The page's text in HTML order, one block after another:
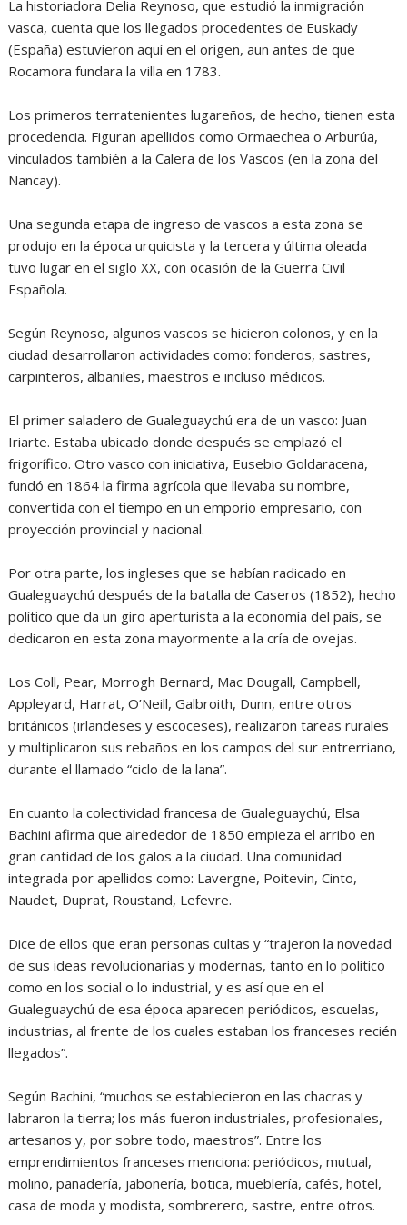
La historiadora Delia Reynoso, que estudió la inmigración
vasca, cuenta que los llegados procedentes de Euskady
(España) estuvieron aquí en el origen, aun antes de que
Rocamora fundara la villa en 1783.
Los primeros terratenientes lugareños, de hecho, tienen esta
procedencia. Figuran apellidos como Ormaechea o Arburúa,
vinculados también a la Calera de los Vascos (en la zona del
Ñancay).
Una segunda etapa de ingreso de vascos a esta zona se
produjo en la época urquicista y la tercera y última oleada
tuvo lugar en el siglo XX, con ocasión de la Guerra Civil
Española.
Según Reynoso, algunos vascos se hicieron colonos, y en la
ciudad desarrollaron actividades como: fonderos, sastres,
carpinteros, albañiles, maestros e incluso médicos.
El primer saladero de Gualeguaychú era de un vasco: Juan
Iriarte. Estaba ubicado donde después se emplazó el
frigorífico. Otro vasco con iniciativa, Eusebio Goldaracena,
fundó en 1864 la firma agrícola que llevaba su nombre,
convertida con el tiempo en un emporio empresario, con
proyección provincial y nacional.
Por otra parte, los ingleses que se habían radicado en
Gualeguaychú después de la batalla de Caseros (1852), hecho
político que da un giro aperturista a la economía del país, se
dedicaron en esta zona mayormente a la cría de ovejas.
Los Coll, Pear, Morrogh Bernard, Mac Dougall, Campbell,
Appleyard, Harrat, O’Neill, Galbroith, Dunn, entre otros
británicos (irlandeses y escoceses), realizaron tareas rurales
y multiplicaron sus rebaños en los campos del sur entrerriano,
durante el llamado “ciclo de la lana”.
En cuanto la colectividad francesa de Gualeguaychú, Elsa
Bachini afirma que alrededor de 1850 empieza el arribo en
gran cantidad de los galos a la ciudad. Una comunidad
integrada por apellidos como: Lavergne, Poitevin, Cinto,
Naudet, Duprat, Roustand, Lefevre.
Dice de ellos que eran personas cultas y “trajeron la novedad
de sus ideas revolucionarias y modernas, tanto en lo político
como en los social o lo industrial, y es así que en el
Gualeguaychú de esa época aparecen periódicos, escuelas,
industrias, al frente de los cuales estaban los franceses recién
llegados”.
Según Bachini, “muchos se establecieron en las chacras y
labraron la tierra; los más fueron industriales, profesionales,
artesanos y, por sobre todo, maestros”. Entre los
emprendimientos franceses menciona: periódicos, mutual,
molino, panadería, jabonería, botica, mueblería, cafés, hotel,
casa de moda y modista, sombrerero, sastre, entre otros.